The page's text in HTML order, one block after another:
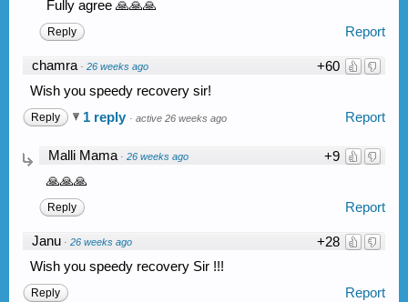
Fully agree 🙏🙏🙏
Report
Reply
+60
chamra · 26 weeks ago
Wish you speedy recovery sir!
Report
Reply 1 reply · active 26 weeks ago
+9
Malli Mama · 26 weeks ago
🙏🙏🙏
Report
Reply
+28
Janu · 26 weeks ago
Wish you speedy recovery Sir !!!
Report
Reply